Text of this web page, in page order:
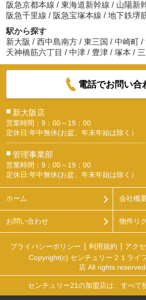
阪急京都本線 / 東海道新幹線 / 山陽新
阪急千里線 / 阪急宝塚本線 / 地下鉄堺
駅から探す
新大阪 / 西中島南方 / 東三国 / 中崎町 /
天神橋筋六丁目 / 中津 / 豊津 / 塚本 /
電話でお問い合
■ 新大阪店
営業時間：9：00～19：00
定休日:年中無休(お盆、年末年始は除く）
■ 管理事業部
営業時間：9：00～19：00
定休日:年中無休(お盆、年末年始は除く）
ホーム 会社概
お問い合わせ 物件リ
プライバシーポリシー 利用規約 アク
Copyright(c) センチュリー２１ライ
店 All rights reserved.
センチュリー21の加盟店は、すべて